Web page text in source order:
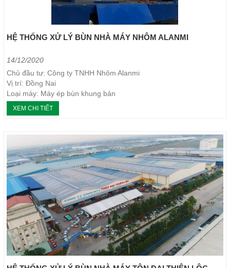
HỆ THỐNG XỬ LÝ BÙN NHÀ MÁY NHÔM ALANMI
14/12/2020
Chủ đầu tư: Công ty TNHH Nhôm Alanmi
Vị trí: Đồng Nai
Loại máy: Máy ép bùn khung bản
Năm thực hiện: 2017
XEM CHI TIẾT